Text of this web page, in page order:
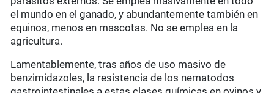
el mundo en el ganado, y abundantemente también en
equinos, menos en mascotas. No se emplea en la
agricultura.
Lamentablemente, tras años de uso masivo de
benzimidazoles, la resistencia de los nematodos